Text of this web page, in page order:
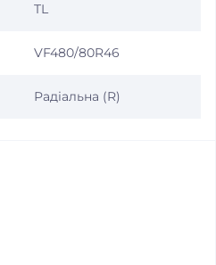
TL
VF480/80R46
Радіальна (R)